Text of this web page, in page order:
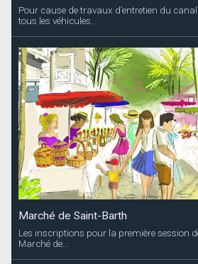
Pour cause de travaux d’entretien du
tous les véhicules...
Marché de Saint-Barth
Les inscriptions pour la première session
Marché de...